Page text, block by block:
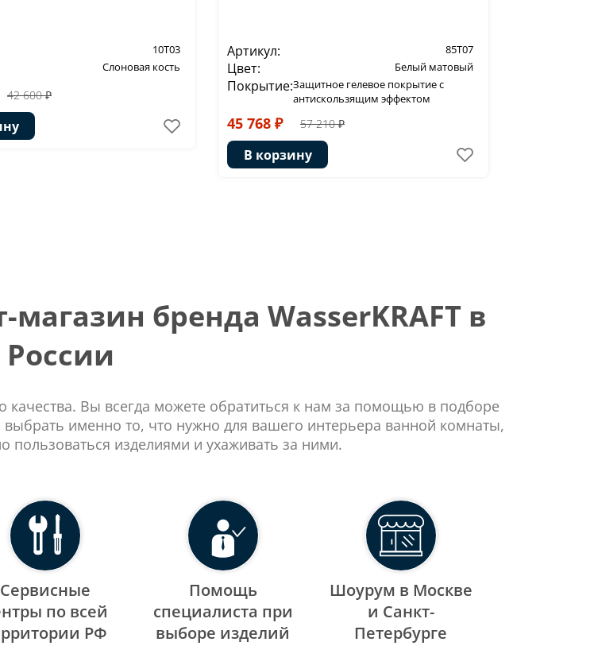
10T03
Слоновая кость
42 600 ₽
Артикул: 85T07
Цвет: Белый матовый
Покрытие:Защитное гелевое покрытие с
антискользящим эффектом
45 768 ₽ 57 210 ₽
В корзину
бренда WasserKRAFT в
России
качества. Вы всегда можете обратиться к нам за помощью в подборе
именно то, что нужно для вашего интерьера ванной комнаты,
пользоваться изделиями и ухаживать за ними.
Сервисные
по всей
РФ
Помощь
специалиста при
выборе изделий
Шоурум в Москве
и Санкт-
Петербурге